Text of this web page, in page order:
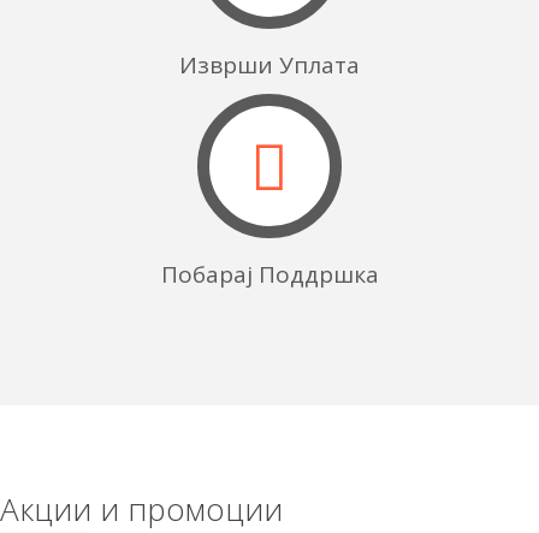
Изврши Уплата
Побарај Поддршка
Акции и промоции